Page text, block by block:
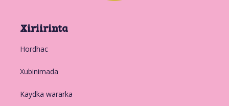
Xiriirinta
Hordhac
Xubinimada
Kaydka wararka